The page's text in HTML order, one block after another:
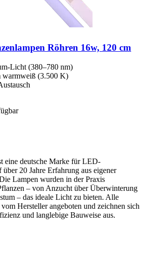
Röhren 16w, 120 cm
Licht (380–780 nm)
warmweiß (3.500 K)
eine deutsche Marke für LED-
20 Jahre Erfahrung aus eigener
Lampen wurden in der Praxis
– von Anzucht über Überwinterung
– das ideale Licht zu bieten. Alle
Hersteller angeboten und zeichnen sich
und langlebige Bauweise aus.